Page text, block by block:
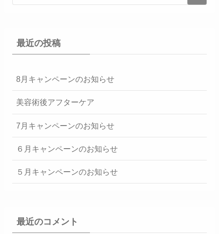
最近の投稿
8月キャンペーンのお知らせ
美容術後アフターケア
7月キャンペーンのお知らせ
６月キャンペーンのお知らせ
５月キャンペーンのお知らせ
最近のコメント